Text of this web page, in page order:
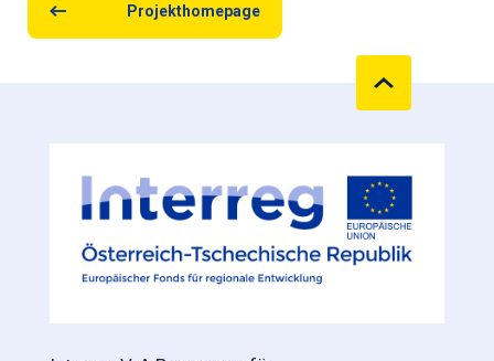
Projekthomepage